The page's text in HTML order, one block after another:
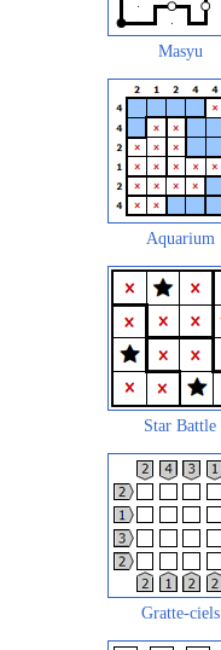
Masyu
Aquarium
Star Battle
Gratte-ciels